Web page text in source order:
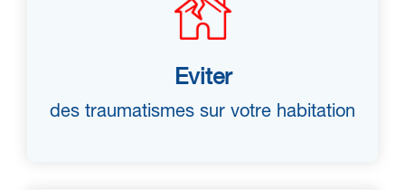
Eviter
des traumatismes sur votre habitation